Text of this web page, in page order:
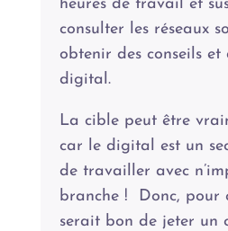
heures de travail et
consulter les réseaux
obtenir des conseils et
digital.
La cible peut être
car le digital est un
de travailler avec
branche ! Donc, pour
serait bon de jeter un